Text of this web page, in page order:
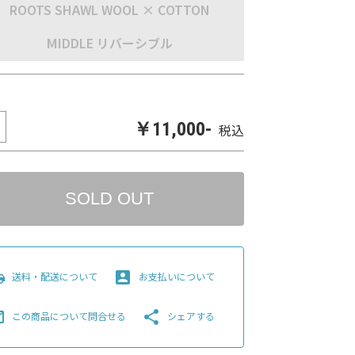
ROOTS SHAWL WOOL × COTTON
MIDDLE リバーシブル
￥11,000- 税込
SOLD OUT
送料・配送について account_box お支払いについて
この商品について問合せる share シェアする